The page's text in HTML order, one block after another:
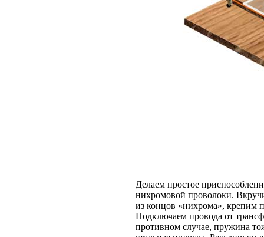
Делаем простое
нихромовой проволоки.
из концов «нихрома», крепим
Подключаем провода от
противном случае, пружина